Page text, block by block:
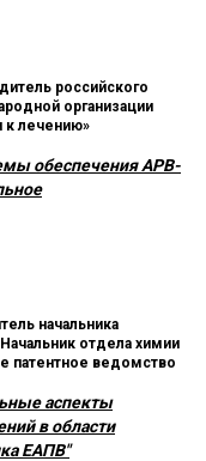
российского
организации
к лечению»
обеспечения АРВ-
начальника
отдела химии
патентное ведомство
аспекты
в области
ЕАПВ"